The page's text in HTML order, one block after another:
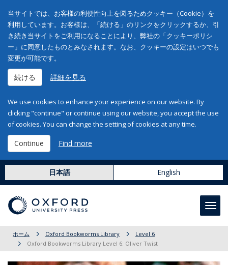
当サイトでは、お客様の利便性向上を図るためクッキー（Cookie）を
利用しています。お客様は、「続ける」のリンクをクリックするか、引
き続き当サイトをご利用になることにより、弊社の「クッキーポリシ
ー」に同意したものとみなされます。なお、クッキーの設定はいつでも
変更が可能です。
続ける 詳細を見る
We use cookies to enhance your experience on our website. By
clicking "continue" or continue using our website, you accept the use
of cookies. You can change the setting of cookies at any time.
Continue Find more
日本語 English
ホーム Oxford Bookworms Library
Level 6
Oxford Bookworms Library Level 6: Oliver Twist